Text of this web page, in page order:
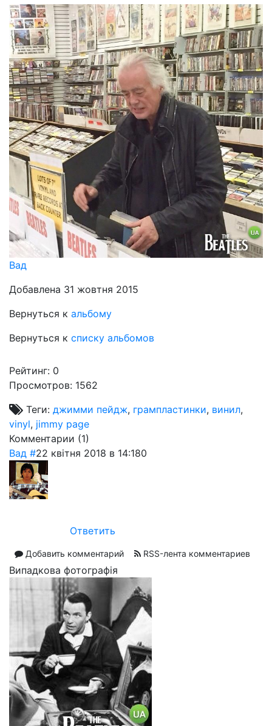
Вад
Добавлена 31 жовтня 2015
Вернуться к альбому
Вернуться к списку альбомов
Рейтинг: 0
Просмотров: 1562
Теги: джимми пейдж, грампластинки, винил,
vinyl, jimmy page
Комментарии (1)
Вад #22 квітня 2018 в 14:180
Ответить
Добавить комментарий RSS-лента комментариев
Випадкова фотографія